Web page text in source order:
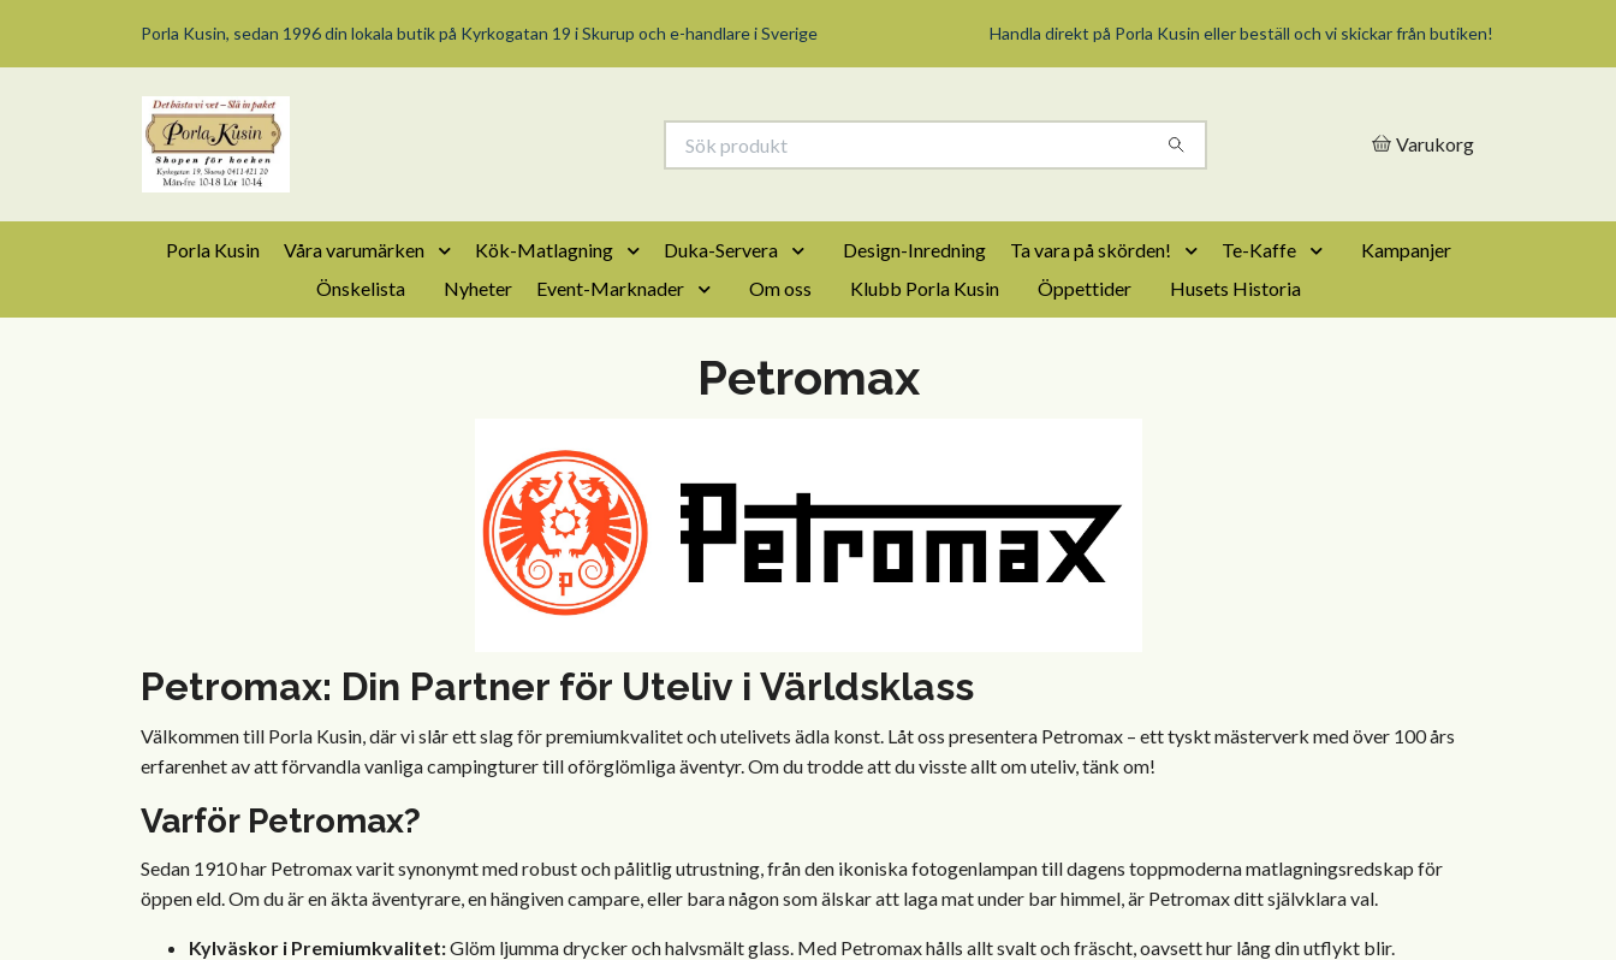
Porla Kusin, sedan 1996 din lokala butik på Kyrkogatan 19 i Skurup och e-handlare i Sverige Handla direkt på Porla Kusin eller beställ och vi skickar från butiken!
Varukorg
Porla Kusin Våra varumärken Kök-Matlagning Duka-Servera Design-Inredning Ta vara på skörden! Te-Kaffe
Kampanjer
Önskelista
Nyheter Event-Marknader Om oss Klubb Porla Kusin Öppettider Husets Historia
Petromax
Petromax: Din Partner för Uteliv i Världsklass
Välkommen till Porla Kusin, där vi slår ett slag för premiumkvalitet och utelivets ädla konst. Låt oss presentera Petromax – ett tyskt mästerverk med över 100 års
erfarenhet av att förvandla vanliga campingturer till oförglömliga äventyr. Om du trodde att du visste allt om uteliv, tänk om!
Varför Petromax?
Sedan 1910 har Petromax varit synonymt med robust och pålitlig utrustning, från den ikoniska fotogenlampan till dagens toppmoderna matlagningsredskap för
öppen eld. Om du är en äkta äventyrare, en hängiven campare, eller bara någon som älskar att laga mat under bar himmel, är Petromax ditt självklara val.
Kylväskor i Premiumkvalitet:Glöm ljumma drycker och halvsmält glass. Med Petromax hålls allt svalt och fräscht, oavsett hur lång din utflykt blir.